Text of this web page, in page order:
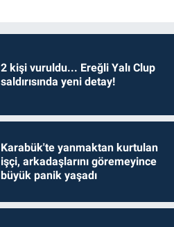
2 kişi vuruldu... Ereğli Yalı Clup
saldırısında yeni detay!
Karabük'te yanmaktan kurtulan
işçi, arkadaşlarını göremeyince
büyük panik yaşadı